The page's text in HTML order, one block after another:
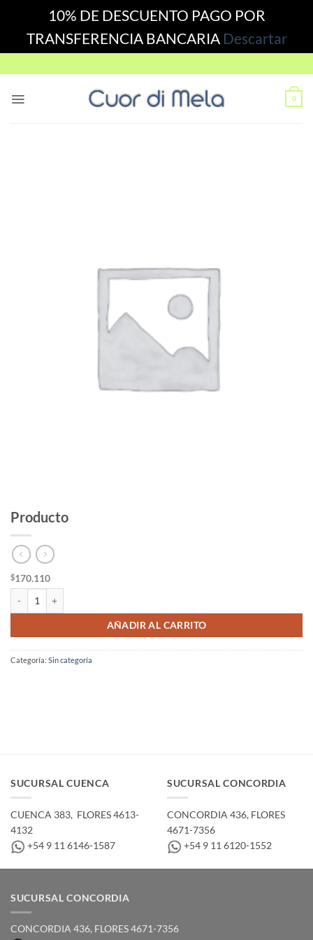
10% DE DESCUENTO PAGO POR
TRANSFERENCIA BANCARIA Descartar
to
0
Producto
$170.110
AÑADIR AL CARRITO
Categoría: Sin categoría
SUCURSAL CUENCA
CUENCA 383, ­ FLORES 4613-
4132
+54 9 11 6146-1587
SUCURSAL CONCORDIA
CONCORDIA 436,­ FLORES
4671-7356
+54 9 11 6120-1552
SUCURSAL CONCORDIA
CONCORDIA 436,­ FLORES 4671-7356